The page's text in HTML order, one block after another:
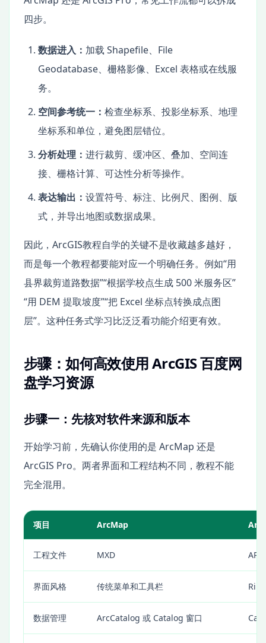
四步。
数据进入： 加载 Shapefile、File
Geodatabase、栅格影像、Excel 表格或在线服
务。
空间参考统一： 检查坐标系、投影坐标系、地理
坐标系和单位，避免图层错位。
分析处理： 进行裁剪、缓冲区、叠加、空间连
接、栅格计算、可达性分析等操作。
表达输出： 设置符号、标注、比例尺、图例、版
式，并导出地图或数据成果。
因此，ArcGIS教程自学的关键不是收藏越多越好，
而是每一个教程都要能对应一个明确任务。例如“用
县界裁剪道路数据”“根据学校点生成 500 米服务区”
“用 DEM 提取坡度”“把 Excel 坐标点转换成点图
层”。这种任务式学习比泛泛看功能介绍更有效。
步骤：如何高效使用 ArcGIS 百度网
盘学习资源
步骤一：先核对软件来源和版本
开始学习前，先确认你使用的是 ArcMap 还是
ArcGIS Pro。两者界面和工程结构不同，教程不能
完全混用。
项目 ArcMap
工程文件 MXD
界面风格 传统菜单和工具栏
数据管理 ArcCatalog 或 Catalog 窗口